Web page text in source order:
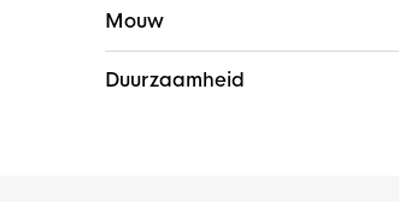
Mouw
Duurzaamheid